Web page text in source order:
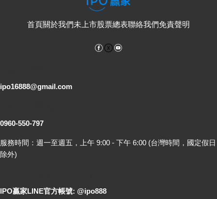
首頁關於我們未上市股票總表聯絡我們免責聲明
Facebook
ipo16888@gmail.com
0960-550-797
服務時間：週一至週五，上午 9:00 - 下午 6:00 (台灣時間，國定假日
除外)
IPO贏家LINE官方帳號: @ipo888